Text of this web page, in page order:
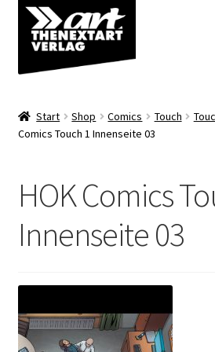
Zur
Navigation
springen
Zum
Inhalt
springen
Shop
Start Shop Comics Touch
Comics Touch 1 Innenseite 03
HOK Comics
Innenseite 03